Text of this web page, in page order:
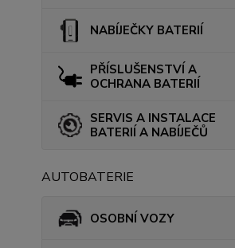
NABÍJEČKY BATERIÍ
PŘÍSLUŠENSTVÍ A
OCHRANA BATERIÍ
SERVIS A INSTALACE
BATERIÍ A NABÍJEČŮ
AUTOBATERIE
OSOBNÍ VOZY